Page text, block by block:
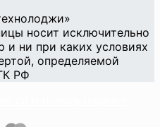
носит исключительно
и ни при каких условиях
определяемой
РФ